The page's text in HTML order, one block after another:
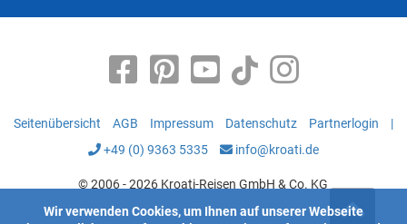
Seitenübersicht AGB Impressum Datenschutz Partnerlogin
|
+49 (0) 9363 5335
info@kroati.de
© 2006 - 2026 Kroati-Reisen GmbH & Co. KG
Wir verwenden Cookies, um Ihnen auf unserer Webseite